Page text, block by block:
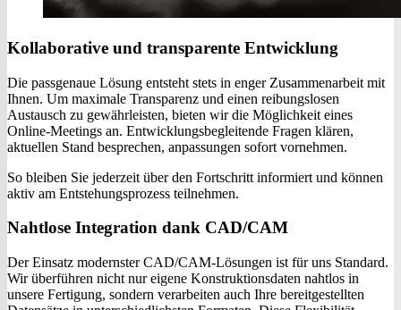
Kollaborative und transparente Entwicklung
Die passgenaue Lösung entsteht stets in enger Zusammenarbeit mit
Ihnen. Um maximale Transparenz und einen reibungslosen
Austausch zu gewährleisten, bieten wir die Möglichkeit eines
Online-Meetings an. Entwicklungsbegleitende Fragen klären,
aktuellen Stand besprechen, anpassungen sofort vornehmen.
So bleiben Sie jederzeit über den Fortschritt informiert und können
aktiv am Entstehungsprozess teilnehmen.
Nahtlose Integration dank CAD/CAM
Der Einsatz modernster CAD/CAM-Lösungen ist für uns Standard.
Wir überführen nicht nur eigene Konstruktionsdaten nahtlos in
unsere Fertigung, sondern verarbeiten auch Ihre bereitgestellten